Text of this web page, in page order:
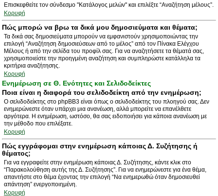
Επισκεφθείτε τον σύνδεσμο "Κατάλογος μελών" και επιλέξτε “Αναζήτηση μέλους”.
Κορυφή
Πώς μπορώ να βρω τα δικά μου δημοσιεύματα και θέματα;
Τα δικά σας δημοσιεύματα μπορούν να εμφανιστούν χρησιμοποιώντας την
επιλογή “Αναζήτηση δημοσιεύσεων από το μέλος” από τον Πίνακα Ελέγχου
Μέλους ή από την σελίδα του προφίλ σας. Για να αναζητήσετε τα θέματά σας,
χρησιμοποιείστε την προηγμένη αναζήτηση και συμπληρώστε κατάλληλα τα
κριτήρια αναζήτησης.
Κορυφή
Ενημέρωση σε Θ. Ενότητες και Σελιδοδείκτες
Ποια είναι η διαφορά του σελιδοδείκτη από την ενημέρωση;
Ο σελιδοδείκτης στο phpBB3 είναι όπως ο σελιδοδείκτης του πλοηγού σας. Δεν
ενημερώνεστε όταν υπάρχει μια ανανέωση, αλλά μπορείτε να επανέλθετε
αργότερα. Η ενημέρωση, ωστόσο, θα σας ειδοποιήσει για κάποια ανανέωση με
την μέθοδο που επιλέξατε.
Κορυφή
Πώς εγγράφομαι στην ενημέρωση κάποιας Δ. Συζήτησης ή
θέματος;
Για να εγγραφείτε στην ενημέρωση κάποιας Δ. Συζήτησης, κάντε κλικ στο
“Παρακολούθηση αυτής της Δ. Συζήτησης”. Για να ενημερώνεστε για ένα θέμα,
απαντήστε στο θέμα έχοντας την επιλογή “Να ενημερωθώ όταν δημοσιευθεί
απάντηση” ενεργοποιημένη.
Κορυφή